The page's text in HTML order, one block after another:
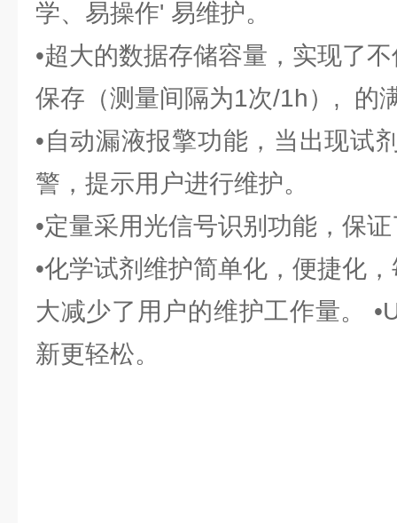
学、易操作' 易维护。
•超大的数据存储容量，实现了
保存（测量间隔为1次/1h）,
的
•自动漏液报擎功能，当出现试
警，提示用户进行维护。
•定量采用光信号识别功能，保
•化学试剂维护简单化，便捷化
大减少了用户的维护工作量。
新更轻松。